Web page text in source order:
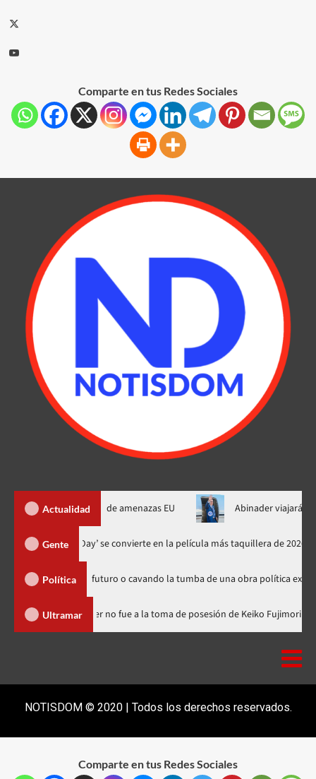
Comparte en tus Redes Sociales
Actualidad
al fin de amenazas EU Abinader viajará a Colombia
Gente
‘Spider-Man: Brand New Day’ se convierte en la película más
Política
futuro o cavando la tumba de una obra política exitosa”
Ultramar Luis Abinader no fue a la toma de posesión de
NOTISDOM © 2020 | Todos los derechos reservados.
Comparte en tus Redes Sociales